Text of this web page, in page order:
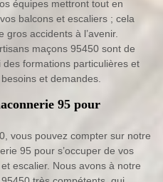
équipes mettront tout en
balcons et escaliers ; cela
gros accidents à l’avenir.
maçons 95450 sont de
formations particulières et
et demandes.
95 pour
vous pouvez compter sur notre
95 pour s’occuper de vos
escalier. Nous avons à notre